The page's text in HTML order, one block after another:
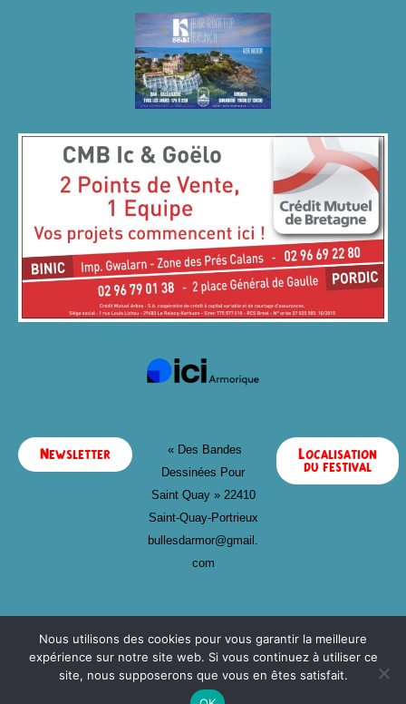
Newsletter
« Des Bandes
Dessinées Pour
Saint Quay » 22410
Saint-Quay-Portrieux
bullesdarmor@gmail.
com
Localisation
du festival
Nous utilisons des cookies pour vous garantir la meilleure
expérience sur notre site web. Si vous continuez à utiliser ce
site, nous supposerons que vous en êtes satisfait.